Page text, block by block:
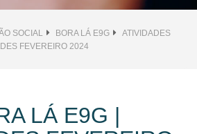
SOCIAL BORA LÁ E9G
ATIVIDADES
FEVEREIRO 2024
LÁ E9G |